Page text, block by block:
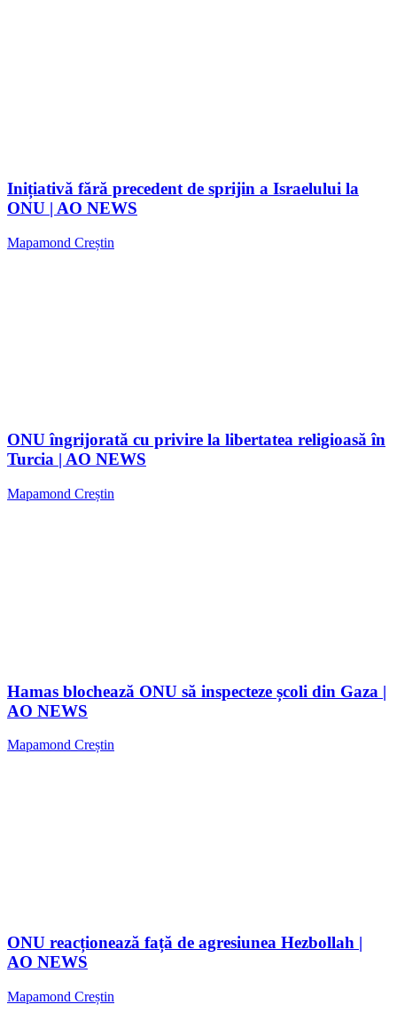
Inițiativă fără precedent de sprijin a Israelului la
ONU | AO NEWS
Mapamond Creștin
ONU îngrijorată cu privire la libertatea religioasă în
Turcia | AO NEWS
Mapamond Creștin
Hamas blochează ONU să inspecteze școli din Gaza |
AO NEWS
Mapamond Creștin
ONU reacționează față de agresiunea Hezbollah |
AO NEWS
Mapamond Creștin